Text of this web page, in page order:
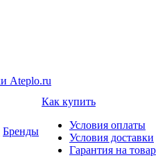
Бренды
Как купить
Условия оплаты
Условия доставки
Гарантия на товар